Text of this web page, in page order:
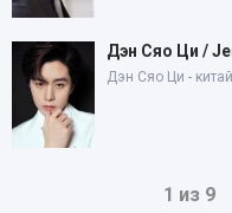
Дэн Сяо Ци /
Дэн Сяо Ци -
1 из 9